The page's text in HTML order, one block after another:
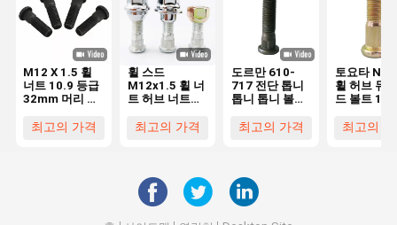
M12 X 1.5 휠
너트 10.9 등급
32mm 머리 크
치 1.5mm
최고의 가격
휠 스드
M12x1.5 휠 너
트 허브 너트
C00028625
최고의 가격
도르만 610-
717 전단 톱니
톱니 톱니 볼트
벨 10.9 포스파
최고의 가격
토요타
휠 허브 듀
드 볼트 1/2'
래스 10.9
최고의